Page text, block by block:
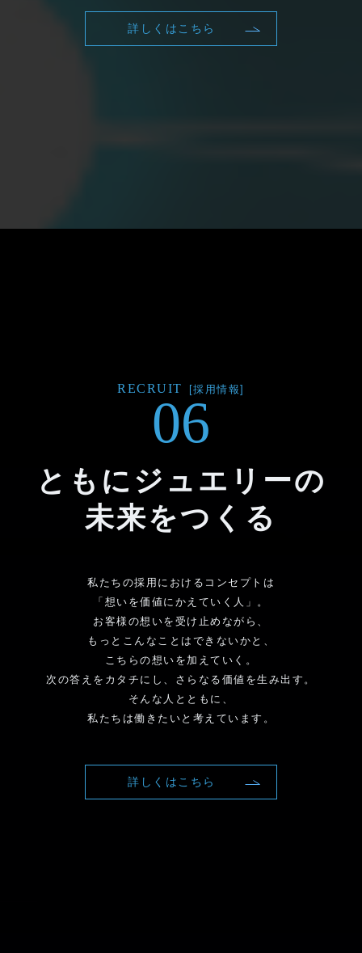
詳しくはこちら
RECRUIT [採用情報]
06
ともにジュエリーの
未来をつくる
私たちの採用におけるコンセプトは
「想いを価値にかえていく人」。
お客様の想いを受け止めながら、
もっとこんなことはできないかと、
こちらの想いを加えていく。
次の答えをカタチにし、さらなる価値を生み出す。
そんな人とともに、
私たちは働きたいと考えています。
詳しくはこちら